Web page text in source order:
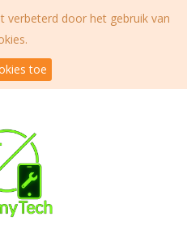
verbeterd door het gebruik van
toe